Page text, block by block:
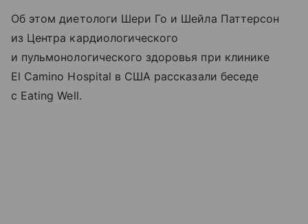
Об этом диетологи Шери Го и Шейла Паттерсон
из Центра кардиологического
и пульмонологического здоровья при клинике
El Camino Hospital в США рассказали беседе
с Eating Well.